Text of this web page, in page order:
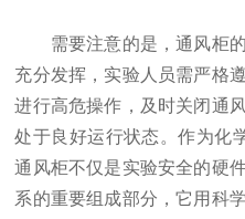
需要注意的是，通风柜的
充分发挥，实验人员需严格
进行高危操作，及时关闭通
处于良好运行状态。作为化
通风柜不仅是实验安全的硬
系的重要组成部分，它用科